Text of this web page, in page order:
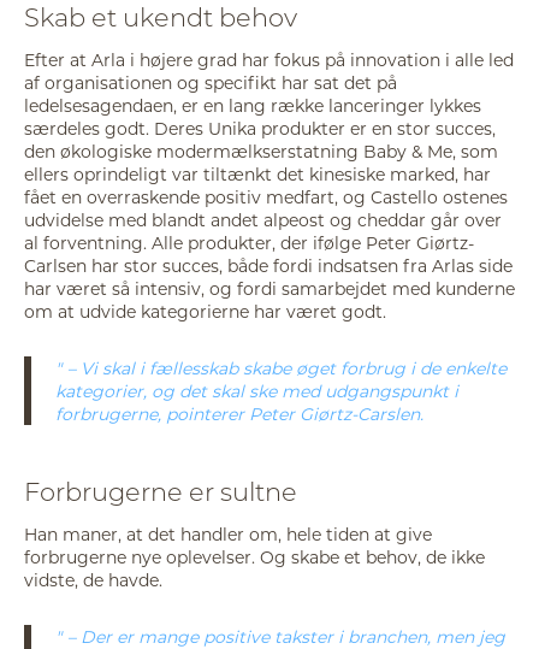
Skab et ukendt behov
Efter at Arla i højere grad har fokus på innovation i alle led
af organisationen og specifikt har sat det på
ledelsesagendaen, er en lang række lanceringer lykkes
særdeles godt. Deres Unika produkter er en stor succes,
den økologiske modermælkserstatning Baby & Me, som
ellers oprindeligt var tiltænkt det kinesiske marked, har
fået en overraskende positiv medfart, og Castello ostenes
udvidelse med blandt andet alpeost og cheddar går over
al forventning. Alle produkter, der ifølge Peter Giørtz-
Carlsen har stor succes, både fordi indsatsen fra Arlas side
har været så intensiv, og fordi samarbejdet med kunderne
om at udvide kategorierne har været godt.
– Vi skal i fællesskab skabe øget forbrug i de enkelte
kategorier, og det skal ske med udgangspunkt i
forbrugerne, pointerer Peter Giørtz-Carslen.
Forbrugerne er sultne
Han maner, at det handler om, hele tiden at give
forbrugerne nye oplevelser. Og skabe et behov, de ikke
vidste, de havde.
– Der er mange positive takster i branchen, men jeg